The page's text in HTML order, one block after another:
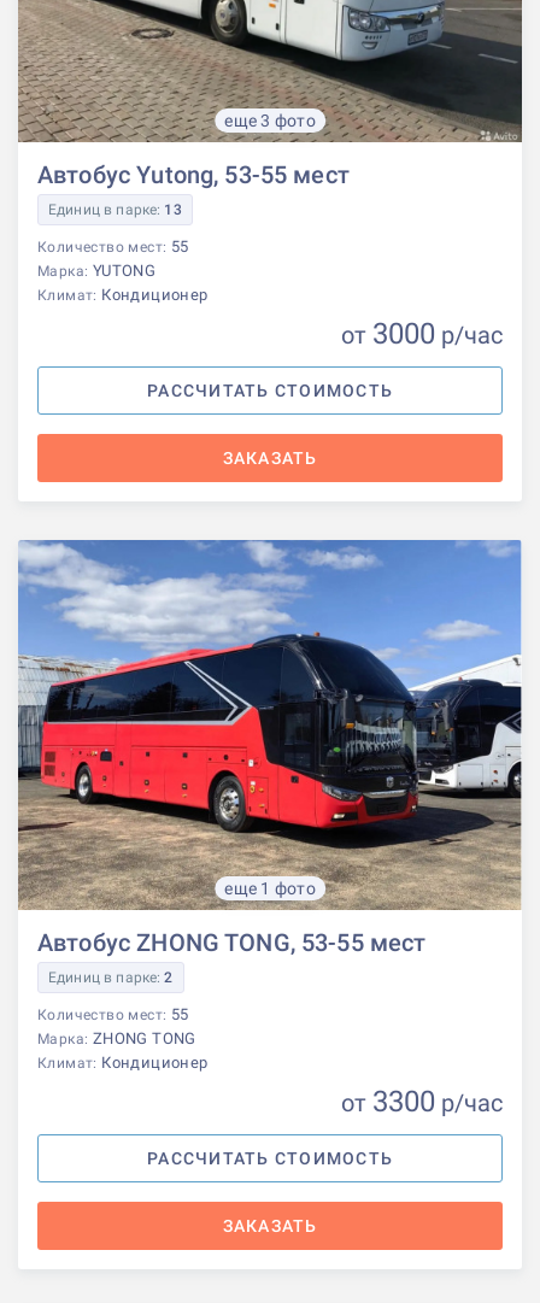
еще 3 фото
Автобус Yutong, 53-55 мест
Единиц в парке: 13
Количество мест: 55
Марка: YUTONG
Климат: Кондиционер
от 3000 р/час
РАССЧИТАТЬ СТОИМОСТЬ
ЗАКАЗАТЬ
еще 1 фото
Автобус ZHONG TONG, 53-55 мест
Единиц в парке:2
Количество мест: 55
Марка: ZHONG TONG
Климат: Кондиционер
от 3300 р/час
РАССЧИТАТЬ СТОИМОСТЬ
ЗАКАЗАТЬ